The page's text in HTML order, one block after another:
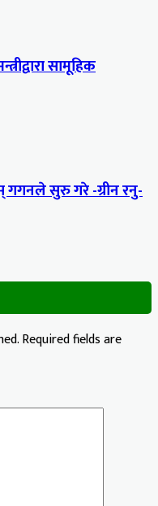
सामूहिक
गगनले सुरु गरे -ग्रीन रनु-
Required fields are